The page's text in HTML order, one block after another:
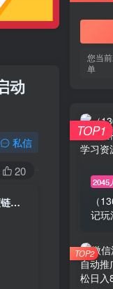
动
私信
20
小红书平台单品带货变现营-更新，极致选品、账号标签、案例复盘，深度链接，快速启动稳定出单
您当
单
2045
（
记玩
TOP1
TOP2